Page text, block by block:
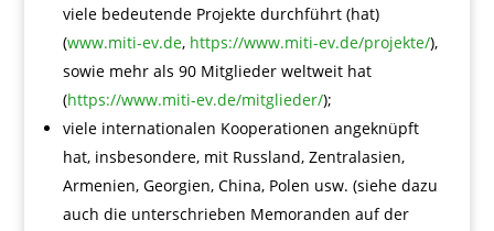
viele bedeutende Projekte durchführt (hat)
(www.miti-ev.de, https://www.miti-ev.de/projekte/),
sowie mehr als 90 Mitglieder weltweit hat
(https://www.miti-ev.de/mitglieder/);
viele internationalen Kooperationen angeknüpft
hat, insbesondere, mit Russland, Zentralasien,
Armenien, Georgien, China, Polen usw. (siehe dazu
auch die unterschrieben Memoranden auf der